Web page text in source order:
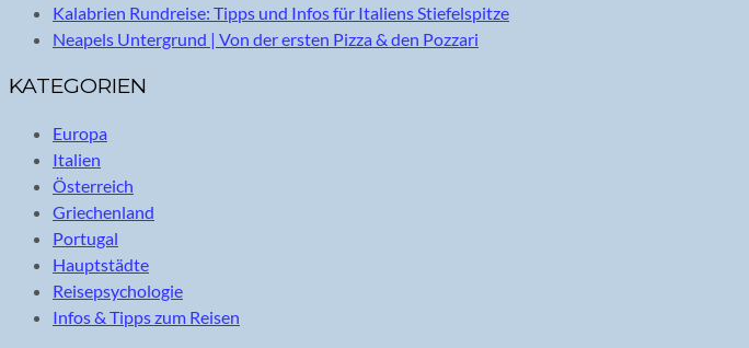
Kalabrien Rundreise: Tipps und Infos für Italiens Stiefelspitze
Neapels Untergrund | Von der ersten Pizza & den Pozzari
KATEGORIEN
Europa
Italien
Österreich
Griechenland
Portugal
Hauptstädte
Reisepsychologie
Infos & Tipps zum Reisen